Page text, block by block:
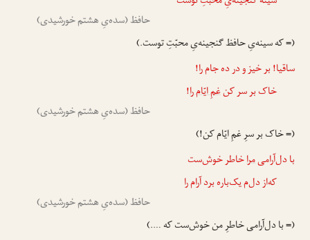
حافظ (سده‌یِ هشتم خورشیدی)
(= که سینه‌یِ حافظ گنجینه‌یِ محبّتِ توست.)
ساقیا! بر خیز و در ده جام را!
خاک بر سر کنغمِ ایّام را!
حافظ (سده‌یِ هشتم خورشیدی)
(= خاک بر سرِ غمِ ایّام کن!)
با دل‌آرامیمراخاطر خوش‌ست
که‌از دل‌م یک‌باره برد آرام را
حافظ (سده‌یِ هشتم خورشیدی)
(= با دل‌آرامی خاطرِ من خوش‌ست که ….)